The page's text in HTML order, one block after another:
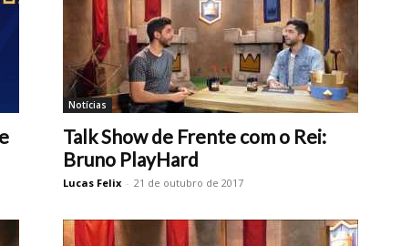
Notícias
Talk Show de Frente com o Rei:
Bruno PlayHard
Lucas Felix - 21 de outubro de 2017